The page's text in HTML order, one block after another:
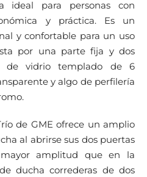
ideal para personas con
y práctica. Es un
y confortable para un uso
por una parte fija y dos
de vidrio templado de 6
y algo de perfilería
de GME ofrece un amplio
al abrirse sus dos puertas
amplitud que en la
ducha correderas de dos